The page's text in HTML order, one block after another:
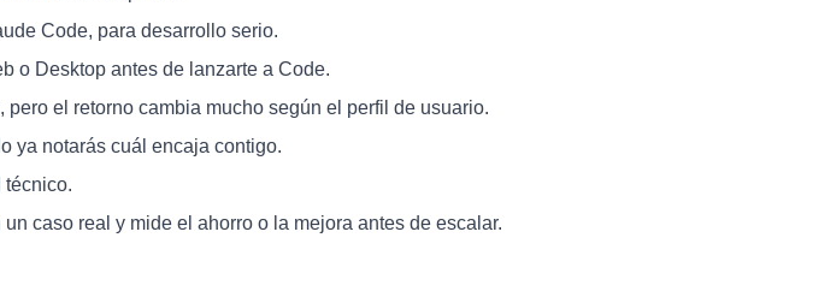
Code, para desarrollo serio.
o Desktop antes de lanzarte a Code.
pero el retorno cambia mucho según el perfil de usuario.
ya notarás cuál encaja contigo.
técnico.
caso real y mide el ahorro o la mejora antes de escalar.